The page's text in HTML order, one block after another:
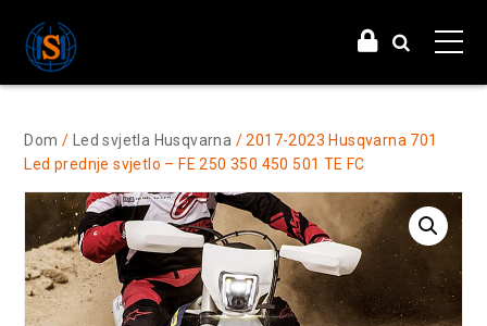
Dom / Led svjetla Husqvarna / 2017-2023 Husqvarna 701
Led prednje svjetlo – FE 250 350 450 501 TE FC